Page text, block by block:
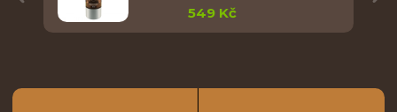
549 Kč